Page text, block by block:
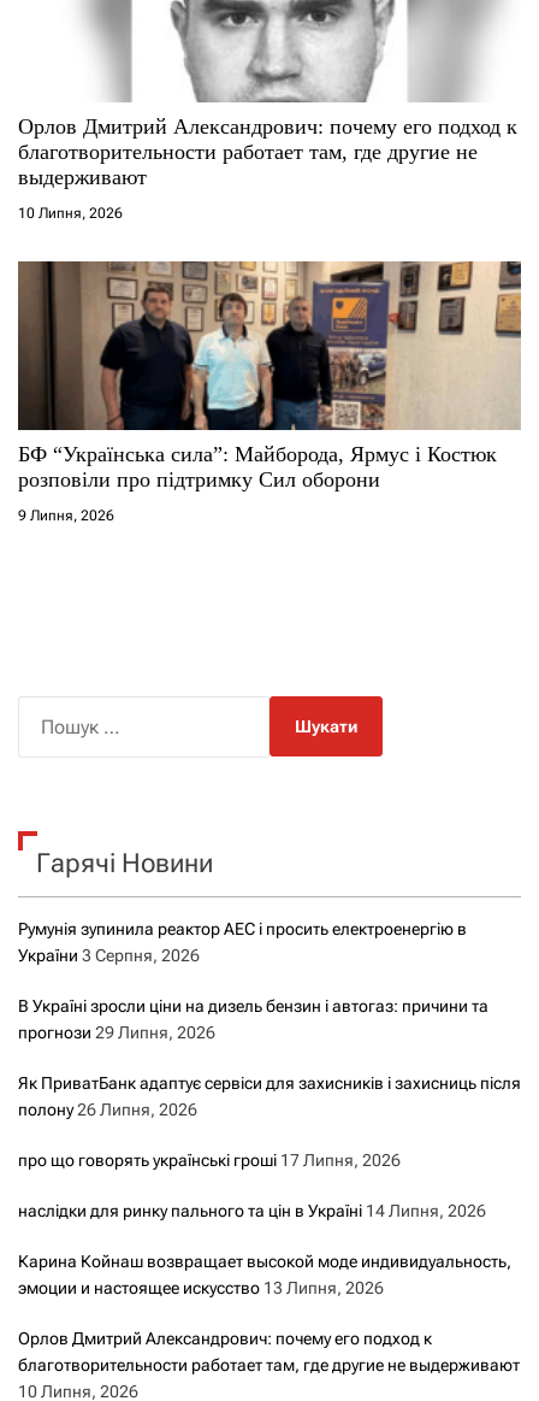
Орлов Дмитрий Александрович: почему его подход к
благотворительности работает там, где другие не
выдерживают
10 Липня, 2026
БФ “Українська сила”: Майборода, Ярмус і Костюк
розповіли про підтримку Сил оборони
9 Липня, 2026
к
Гарячі Новини
Румунія зупинила реактор АЕС і просить електроенергію в
України 3 Серпня, 2026
В Україні зросли ціни на дизель бензин і автогаз: причини та
прогнози 29 Липня, 2026
Як ПриватБанк адаптує сервіси для захисників і захисниць після
полону26 Липня, 2026
про що говорять українські гроші 17 Липня, 2026
наслідки для ринку пального та цін в Україні 14 Липня, 2026
Карина Койнаш возвращает высокой моде индивидуальность,
эмоции и настоящее искусство 13 Липня, 2026
Орлов Дмитрий Александрович: почему его подход к
благотворительности работает там, где другие не выдерживают
10 Липня, 2026